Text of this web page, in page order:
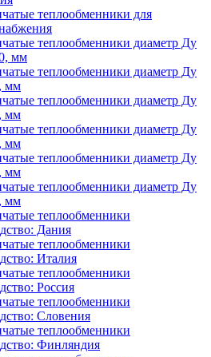
теплообменники для
теплообменники диаметр Ду
мм
теплообменники диаметр Ду
мм
теплообменники диаметр Ду
мм
теплообменники диаметр Ду
мм
теплообменники диаметр Ду
мм
теплообменники диаметр Ду
мм
теплообменники
Дания
теплообменники
Италия
теплообменники
Россия
теплообменники
Словения
теплообменники
Финляндия